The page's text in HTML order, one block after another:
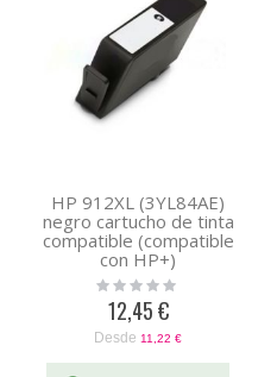
HP 912XL (3YL84AE)
negro cartucho de tinta
compatible (compatible
con HP+)
Rating:
12,45 €
Desde 11,22 €